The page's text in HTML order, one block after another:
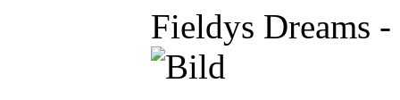
Fieldys Dreams